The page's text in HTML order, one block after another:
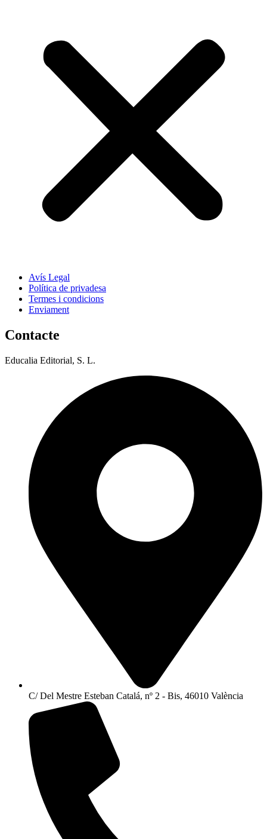
Avís Legal
Política de privadesa
Termes i condicions
Enviament
Contacte
Educalia Editorial, S. L.
C/ Del Mestre Esteban Catalá, nº 2 - Bis, 46010 València